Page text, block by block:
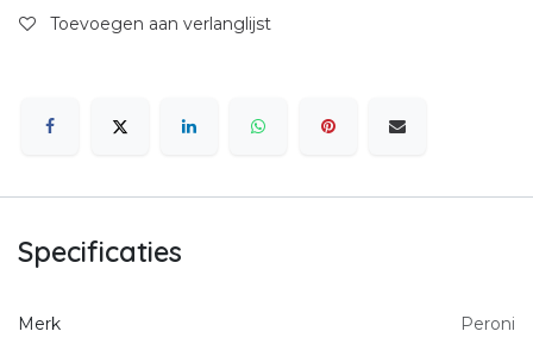
Toevoegen aan verlanglijst
Specificaties
Merk Peroni